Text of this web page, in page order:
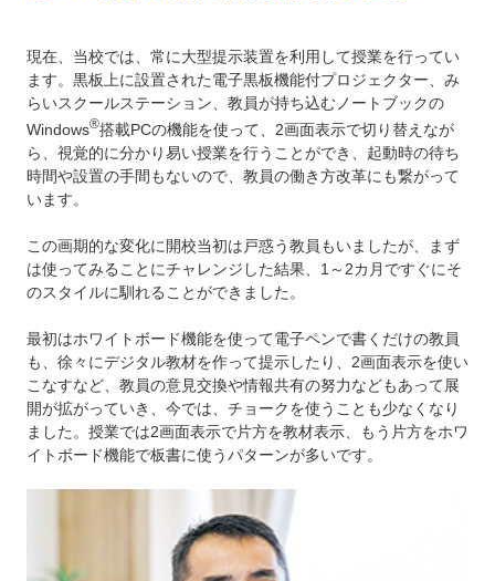
現在、当校では、常に大型提示装置を利用して授業を行ってい
ます。黒板上に設置された電子黒板機能付プロジェクター、み
らいスクールステーション、教員が持ち込むノートブックの
Windows®搭載PCの機能を使って、2画面表示で切り替えなが
ら、視覚的に分かり易い授業を行うことができ、起動時の待ち
時間や設置の手間もないので、教員の働き方改革にも繋がって
います。
この画期的な変化に開校当初は戸惑う教員もいましたが、まず
は使ってみることにチャレンジした結果、1～2カ月ですぐにそ
のスタイルに馴れることができました。
最初はホワイトボード機能を使って電子ペンで書くだけの教員
も、徐々にデジタル教材を作って提示したり、2画面表示を使い
こなすなど、教員の意見交換や情報共有の努力などもあって展
開が拡がっていき、今では、チョークを使うことも少なくなり
ました。授業では2画面表示で片方を教材表示、もう片方をホワ
イトボード機能で板書に使うパターンが多いです。